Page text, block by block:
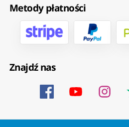
Metody płatności
Znajdź nas